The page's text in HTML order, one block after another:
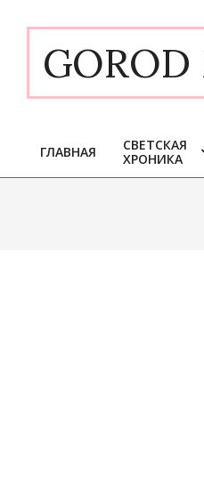
content
Primary
Navigation
ГЛАВНАЯ
СВЕТСКАЯ
ХРОНИКА